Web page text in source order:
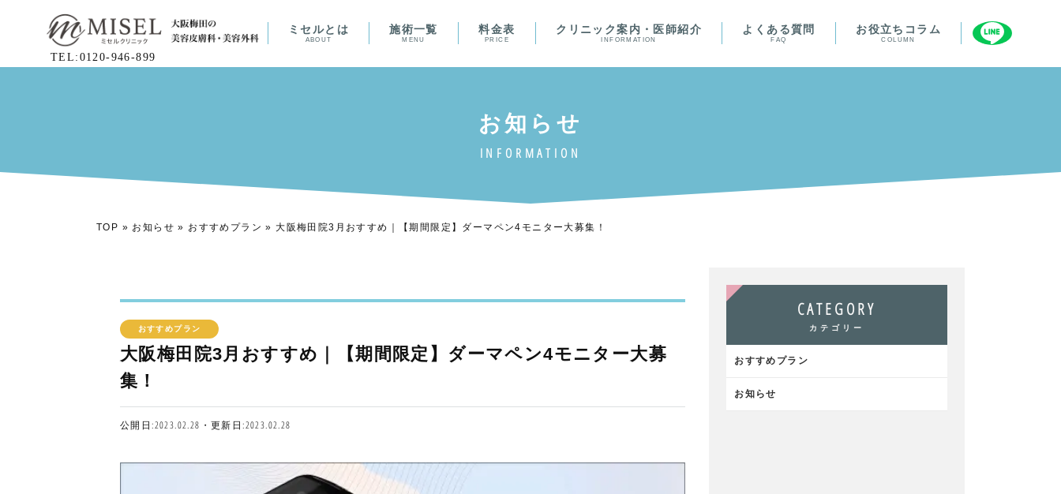
TEL:0120-946-899
ミセルとは
ABOUT
施術一覧
MENU
料金表
PRICE
クリニック案内・医師紹介
INFORMATION
よくある質問
FAQ
お役立ちコラム
COLUMN
TOP » お知らせ » おすすめプラン »大阪梅田院3月おすすめ｜【期間限定】ダーマペン4モニター大募集！
おすすめプラン
大阪梅田院3月おすすめ｜【期間限定】ダーマペン4モニター大募
集！
公開日:2023.02.28・更新日:2023.02.28
CATEGORY
カテゴリー
おすすめプラン
お知らせ